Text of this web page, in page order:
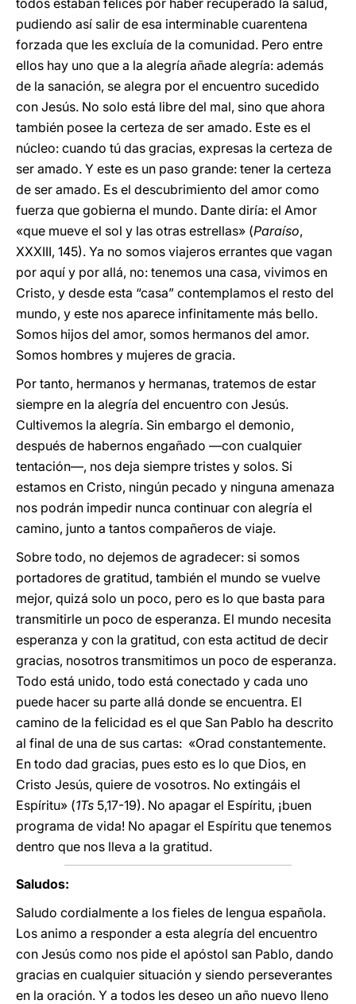
todos estaban felices por haber recuperado la salud,
pudiendo así salir de esa interminable cuarentena
forzada que les excluía de la comunidad. Pero entre
ellos hay uno que a la alegría añade alegría: además
de la sanación, se alegra por el encuentro sucedido
con Jesús. No solo está libre del mal, sino que ahora
también posee la certeza de ser amado. Este es el
núcleo: cuando tú das gracias, expresas la certeza de
ser amado. Y este es un paso grande: tener la certeza
de ser amado. Es el descubrimiento del amor como
fuerza que gobierna el mundo. Dante diría: el Amor
«que mueve el sol y las otras estrellas» (Paraíso,
XXXIII, 145). Ya no somos viajeros errantes que vagan
por aquí y por allá, no: tenemos una casa, vivimos en
Cristo, y desde esta “casa” contemplamos el resto del
mundo, y este nos aparece infinitamente más bello.
Somos hijos del amor, somos hermanos del amor.
Somos hombres y mujeres de gracia.
Por tanto, hermanos y hermanas, tratemos de estar
siempre en la alegría del encuentro con Jesús.
Cultivemos la alegría. Sin embargo el demonio,
después de habernos engañado —con cualquier
tentación—, nos deja siempre tristes y solos. Si
estamos en Cristo, ningún pecado y ninguna amenaza
nos podrán impedir nunca continuar con alegría el
camino, junto a tantos compañeros de viaje.
Sobre todo, no dejemos de agradecer: si somos
portadores de gratitud, también el mundo se vuelve
mejor, quizá solo un poco, pero es lo que basta para
transmitirle un poco de esperanza. El mundo necesita
esperanza y con la gratitud, con esta actitud de decir
gracias, nosotros transmitimos un poco de esperanza.
Todo está unido, todo está conectado y cada uno
puede hacer su parte allá donde se encuentra. El
camino de la felicidad es el que San Pablo ha descrito
al final de una de sus cartas: «Orad constantemente.
En todo dad gracias, pues esto es lo que Dios, en
Cristo Jesús, quiere de vosotros. No extingáis el
Espíritu» (1Ts 5,17-19). No apagar el Espíritu, ¡buen
programa de vida! No apagar el Espíritu que tenemos
dentro que nos lleva a la gratitud.
Saludos:
Saludo cordialmente a los fieles de lengua española.
Los animo a responder a esta alegría del encuentro
con Jesús como nos pide el apóstol san Pablo, dando
gracias en cualquier situación y siendo perseverantes
en la oración. Y a todos les deseo un año nuevo lleno